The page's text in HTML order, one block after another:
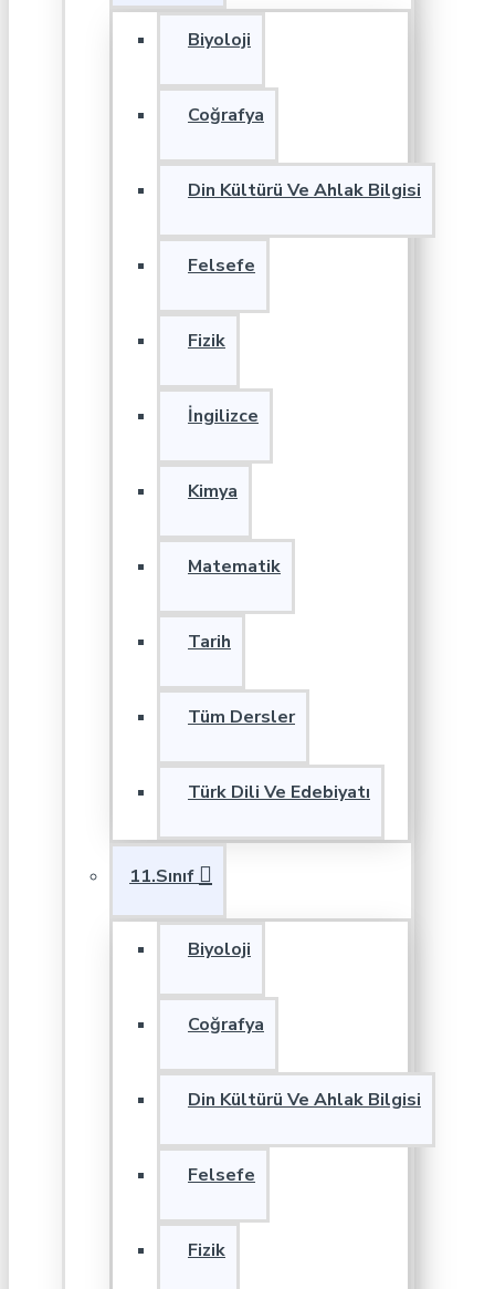
Biyoloji
Coğrafya
Din Kültürü Ve Ahlak Bilgisi
Felsefe
Fizik
İngilizce
Kimya
Matematik
Tarih
Tüm Dersler
Türk Dili Ve Edebiyatı
11.Sınıf
Biyoloji
Coğrafya
Din Kültürü Ve Ahlak Bilgisi
Felsefe
Fizik